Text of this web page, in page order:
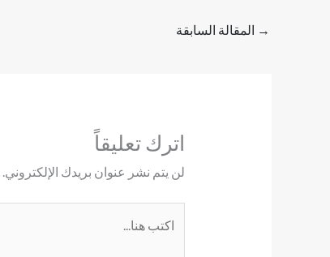
→ المقالة السابقة
اترك تعليقاً
لن يتم نشر عنوان بريدك الإلكتروني.